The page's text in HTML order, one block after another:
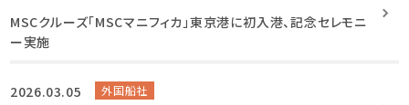
MSCクルーズ「MSCマニフィカ」東京港に初入港、記念セレモニ
ー実施
2026.03.05 外国船社